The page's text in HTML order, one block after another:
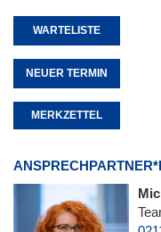
WARTELISTE
NEUER TERMIN
MERKZETTEL